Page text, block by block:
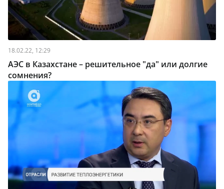
18.02.22, 12:29
АЭС в Казахстане – решительное "да" или долгие
сомнения?